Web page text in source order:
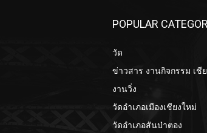
POPULAR
วัด
ข่าวสาร งานกิจกรรม เชี
งานวิ่ง
วัดอำเภอเมืองเชียงใหม่
วัดอำเภอสันป่าตอง